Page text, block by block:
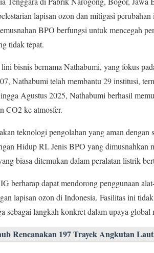
lapisan ozon dan mitigasi
BPO berfungsi untuk mencegah
tidak tepat.
bisnis bernama Nathabumi, yang fokus
Nathabumi telah membantu 29 institusi,
Agustus 2025, Nathabumi berhasil
CO2 ke atmosfer.
teknologi pengolahan yang aman
Hidup RI. Jenis BPO yang dimusnahkan
biasa ditemukan dalam peralatan listrik
berharap dapat mendorong penggunaan
lapisan ozon di Indonesia. Fasilitas ini
sebagai langkah konkret dalam upaya global
Rencanakan 197 Trayek Angkutan